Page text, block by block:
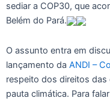
sediar a COP30, que
Belém do Pará.
O assunto entra em
lançamento da ANDI –
respeito dos direitos
pauta climática. Para